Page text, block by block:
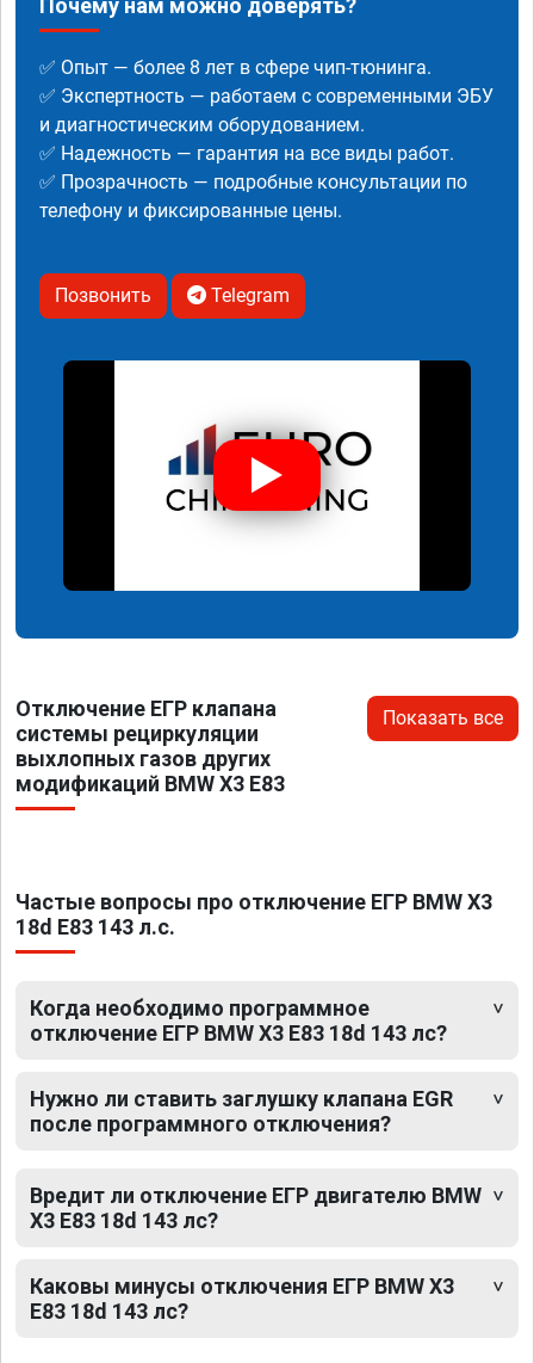
Почему нам можно доверять?
✅ Опыт — более 8 лет в сфере чип-тюнинга.
✅ Экспертность — работаем с современными ЭБУ
и диагностическим оборудованием.
✅ Надежность — гарантия на все виды работ.
✅ Прозрачность — подробные консультации по
телефону и фиксированные цены.
Позвонить Telegram
Отключение ЕГР клапана
системы рециркуляции
выхлопных газов других
модификаций BMW X3 E83
Показать все
Частые вопросы про отключение ЕГР BMW X3
18d E83 143 л.с.
Когда необходимо программное
отключение ЕГР BMW X3 E83 18d 143 лс?
Нужно ли ставить заглушку клапана EGR
после программного отключения?
Вредит ли отключение ЕГР двигателю BMW
X3 E83 18d 143 лс?
Каковы минусы отключения ЕГР BMW X3
E83 18d 143 лс?